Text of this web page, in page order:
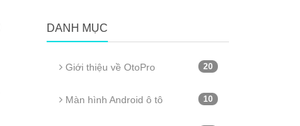
DANH MỤC
Giới thiệu về OtoPro 20
Màn hình Android ô tô 10